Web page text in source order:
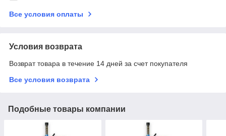
Все условия оплаты
Условия возврата
Возврат товара в течение 14 дней за счет покупателя
Все условия возврата
Подобные товары компании